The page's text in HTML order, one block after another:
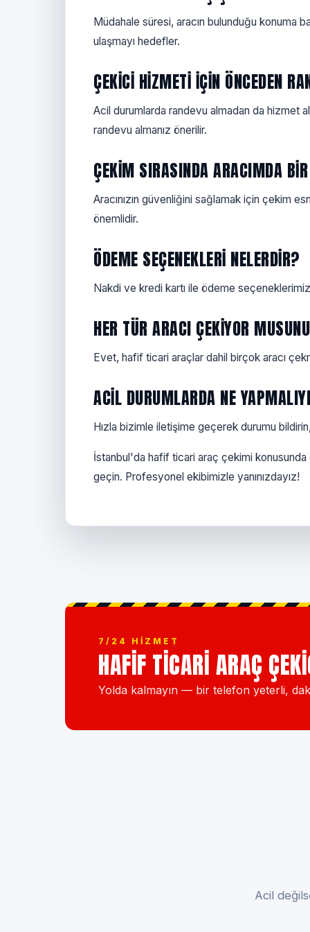
Müdahale süresi, aracın bulunduğu konuma
ulaşmayı hedefler.
ÇEKICI HIZMETI IÇIN ÖNCEDEN
Acil durumlarda randevu almadan da hizmet
randevu almanız önerilir.
ÇEKIM SIRASINDA ARACIMDA
Aracınızın güvenliğini sağlamak için çekim
önemlidir.
ÖDEME SEÇENEKLERI NELERDIR?
Nakdi ve kredi kartı ile ödeme
HER TÜR ARACI ÇEKIYOR
Evet, hafif ticari araçlar dahil birçok aracı
ACIL DURUMLARDA NE
Hızla bizimle iletişime geçerek durumu
İstanbul'da hafif ticari araç çekimi
geçin. Profesyonel ekibimizle yanınızdayız!
7/24 HIZMET
HAFIF TICARI ARAÇ
Yolda kalmayın — bir telefon yeterli,
Acil